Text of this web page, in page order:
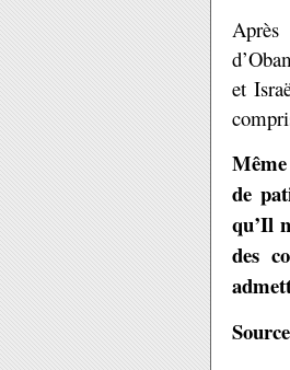
et
de
qu’Il
des